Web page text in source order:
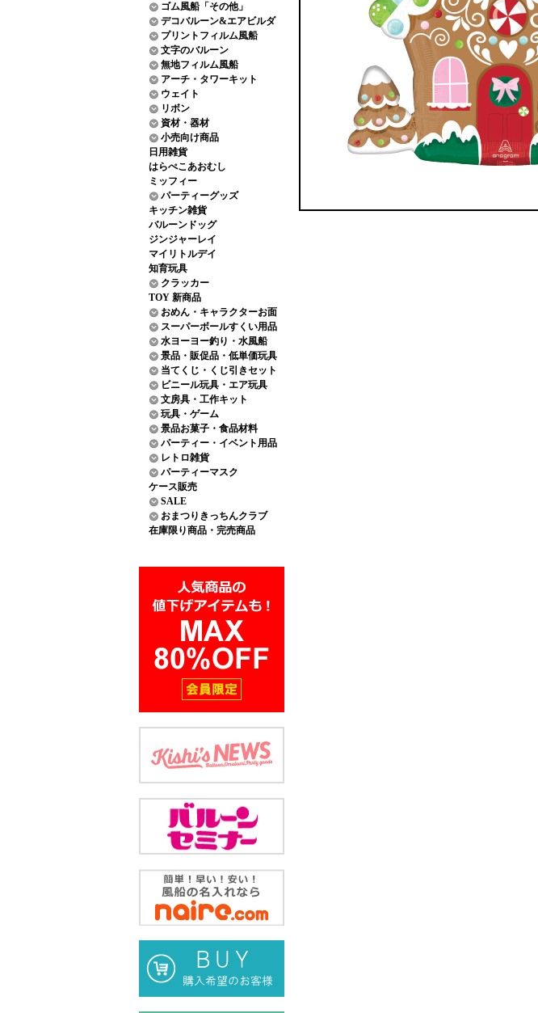
ゴム風船「その他」
デコバルーン&エアビルダ
プリントフィルム風船
文字のバルーン
無地フィルム風船
アーチ・タワーキット
ウェイト
リボン
資材・器材
小売向け商品
日用雑貨
はらぺこあおむし
ミッフィー
パーティーグッズ
キッチン雑貨
バルーンドッグ
ジンジャーレイ
マイリトルデイ
知育玩具
クラッカー
TOY 新商品
おめん・キャラクターお面
スーパーボールすくい用品
水ヨーヨー釣り・水風船
景品・販促品・低単価玩具
当てくじ・くじ引きセット
ビニール玩具・エア玩具
文房具・工作キット
玩具・ゲーム
景品お菓子・食品材料
パーティー・イベント用品
レトロ雑貨
パーティーマスク
ケース販売
SALE
おまつりきっちんクラブ
在庫限り商品・完売商品